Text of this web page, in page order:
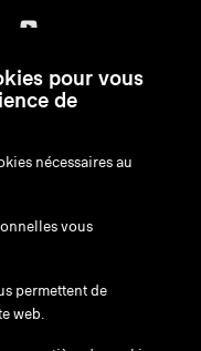
pour vous
de
nécessaires au
vous
permettent de
web.